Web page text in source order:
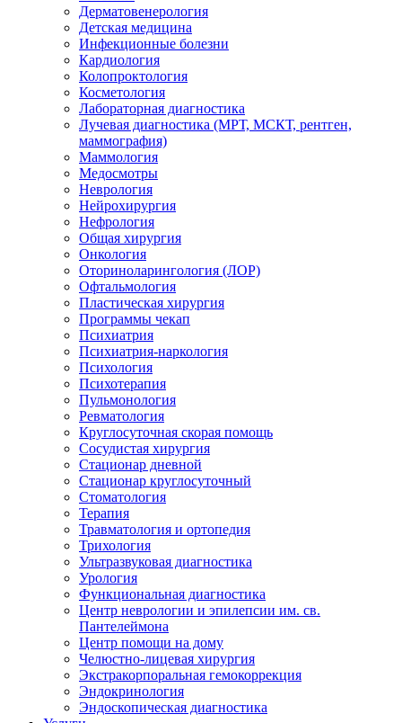
Дерматовенерология
Детская медицина
Инфекционные болезни
Кардиология
Колопроктология
Косметология
Лабораторная диагностика
Лучевая диагностика (МРТ, МСКТ, рентген,
маммография)
Маммология
Медосмотры
Неврология
Нейрохирургия
Нефрология
Общая хирургия
Онкология
Оториноларингология (ЛОР)
Офтальмология
Пластическая хирургия
Программы чекап
Психиатрия
Психиатрия-наркология
Психология
Психотерапия
Пульмонология
Ревматология
Круглосуточная скорая помощь
Сосудистая хирургия
Стационар дневной
Стационар круглосуточный
Стоматология
Терапия
Травматология и ортопедия
Трихология
Ультразвуковая диагностика
Урология
Функциональная диагностика
Центр неврологии и эпилепсии им. св.
Пантелеймона
Центр помощи на дому
Челюстно-лицевая хирургия
Экстракорпоральная гемокоррекция
Эндокринология
Эндоскопическая диагностика